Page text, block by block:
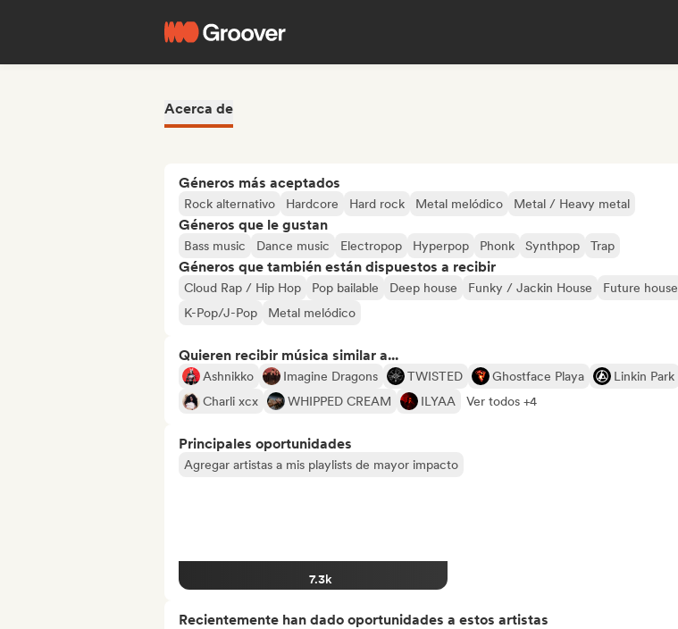
Acerca de
Géneros más aceptados
Rock alternativo Hardcore Hard rock Metal melódico Metal / Heavy metal
Géneros que le gustan
Bass music Dance music Electropop Hyperpop Phonk Synthpop Trap
Géneros que también están dispuestos a recibir
Cloud Rap / Hip Hop Pop bailable Deep house Funky / Jackin House
Future house
K-Pop/J-Pop
Metal melódico
Quieren recibir música similar a...
Ashnikko Imagine Dragons TWISTED Ghostface Playa
Linkin Park
Charli xcx
WHIPPED CREAM ILYAA Ver todos +4
Principales oportunidades
Agregar artistas a mis playlists de mayor impacto
7.3k
Recientemente han dado oportunidades a estos artistas